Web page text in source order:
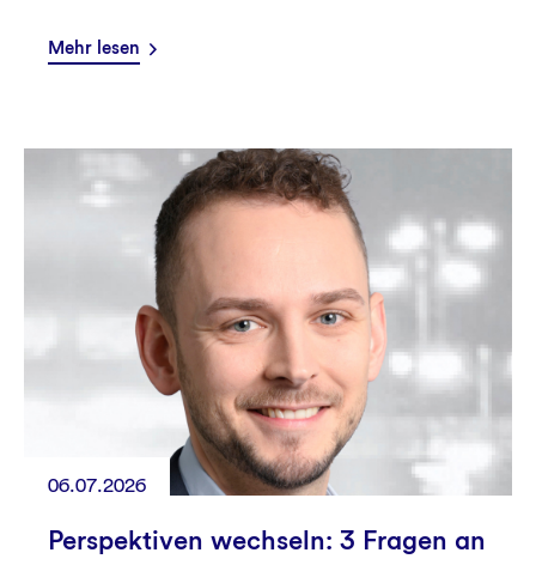
Mehr lesen
06.07.2026
Perspektiven wechseln: 3 Fragen an